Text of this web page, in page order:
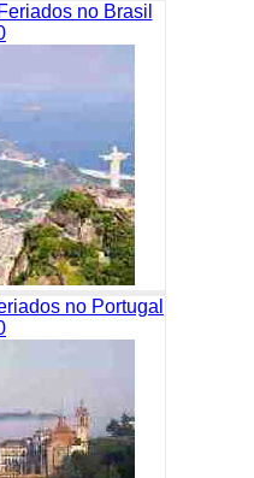
no Brasil
no Portugal